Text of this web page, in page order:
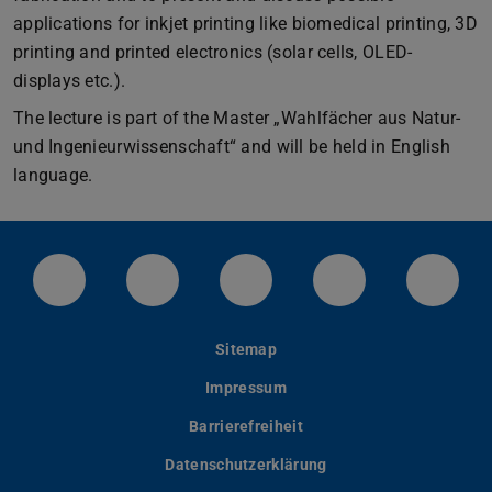
applications for inkjet printing like biomedical printing, 3D
printing and printed electronics (solar cells, OLED-
displays etc.).
The lecture is part of the Master „Wahlfächer aus Natur-
und Ingenieurwissenschaft“ and will be held in English
language.
LinkedIn-Seite der TU Darmstadt
Instagram-Kanal der TU
Bluesky-Kanal der TU
Facebook-
Sitemap
Impressum
Barrierefreiheit
Datenschutzerklärung